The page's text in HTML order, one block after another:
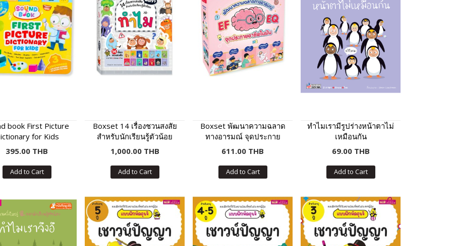
book First Picture
for Kids
395.00 THB
Add to Cart
Boxset 14 เรื่องชวนสงสัย
สำหรับนักเรียนรู้ตัวน้อย
1,000.00 THB
Add to Cart
Boxset พัฒนาความฉลาด
ทางอารมณ์ จุดประกาย
อาชีพในฝัน
611.00 THB
Add to Cart
ทำไมเรามีรูปร่างหน้าตาไม่
เหมือนกัน
69.00 THB
Add to Cart